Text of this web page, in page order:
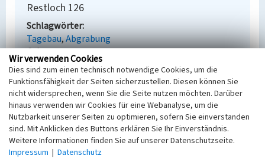
Restloch 126
Schlagwörter
Tagebau Abgrabung
Ort
Schönborn
Fachsicht(en)
Denkmalpflege
Erfassungsmaßstab
Keine Angabe
Erfassungsmethode
Übernahme aus externer Fachdatenbank
Wir verwenden Cookies
Dies sind zum einen technisch notwendige Cookies, um die
Funktionsfähigkeit der Seiten sicherzustellen. Diesen können Sie
nicht widersprechen, wenn Sie die Seite nutzen möchten. Darüber
hinaus verwenden wir Cookies für eine Webanalyse, um die
Nutzbarkeit unserer Seiten zu optimieren, sofern Sie einverstanden
sind. Mit Anklicken des Buttons erklären Sie Ihr Einverständnis.
Weitere Informationen finden Sie auf unserer Datenschutzseite.
Impressum | Datenschutz